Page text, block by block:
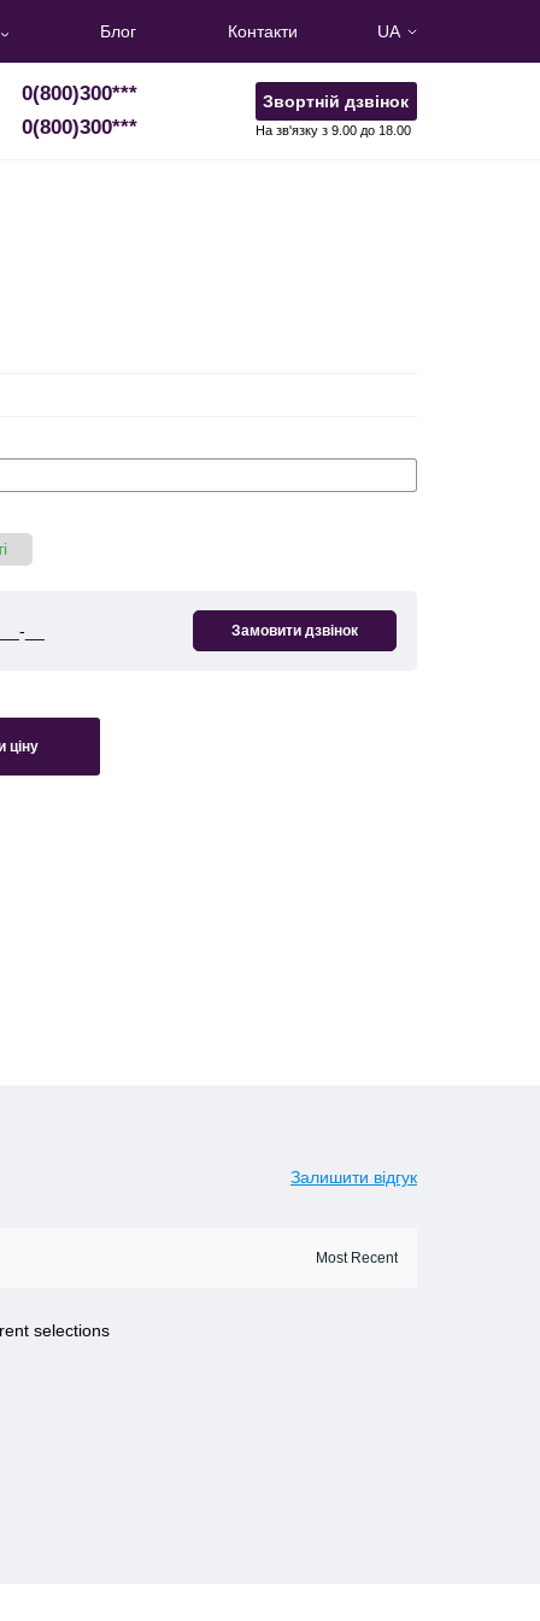
Блог Контакти UA
0(800)300***
0(800)300***
Звортній дзвінок
На зв'язку з 9.00 до 18.00
ціну
Залишити відгук
selections